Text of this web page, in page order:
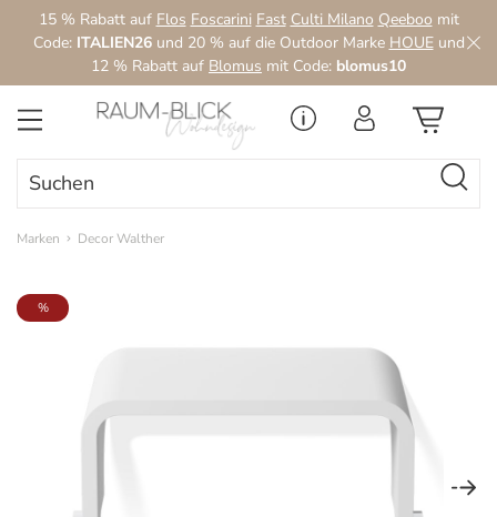
Zum Hauptinhalt springen
15 % Rabatt auf Flos Foscarini Fast Culti Milano Qeeboo mit
Code: ITALIEN26und 20 % auf die Outdoor Marke HOUEund
12 % Rabatt auf Blomus mit Code: blomus10
Marken Decor Walther
Bildergalerie überspringen
%